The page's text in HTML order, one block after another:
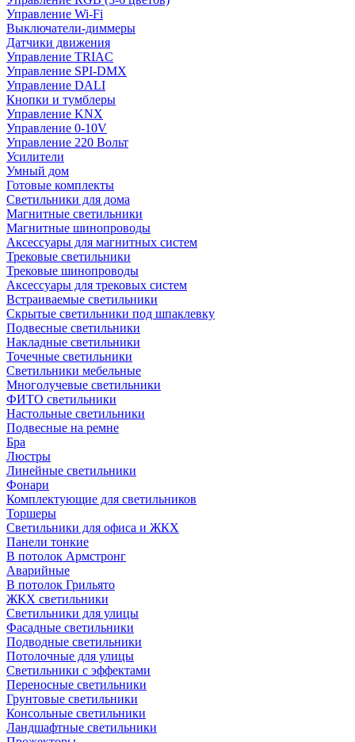
Управление Wi-Fi
Выключатели-диммеры
Датчики движения
Управление TRIAC
Управление SPI-DMX
Управление DALI
Кнопки и тумблеры
Управление KNX
Управление 0-10V
Управление 220 Вольт
Усилители
Умный дом
Готовые комплекты
Светильники для дома
Магнитные светильники
Магнитные шинопроводы
Аксессуары для магнитных систем
Трековые светильники
Трековые шинопроводы
Аксессуары для трековых систем
Встраиваемые светильники
Скрытые светильники под шпаклевку
Подвесные светильники
Накладные светильники
Точечные светильники
Светильники мебельные
Многолучевые светильники
ФИТО светильники
Настольные светильники
Подвесные на ремне
Бра
Люстры
Линейные светильники
Фонари
Комплектующие для светильников
Торшеры
Светильники для офиса и ЖКХ
Панели тонкие
В потолок Армстронг
Аварийные
В потолок Грильято
ЖКХ светильники
Светильники для улицы
Фасадные светильники
Подводные светильники
Потолочные для улицы
Светильники с эффектами
Переносные светильники
Грунтовые светильники
Консольные светильники
Ландшафтные светильники